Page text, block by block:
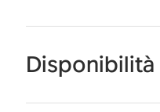
Disponibilità